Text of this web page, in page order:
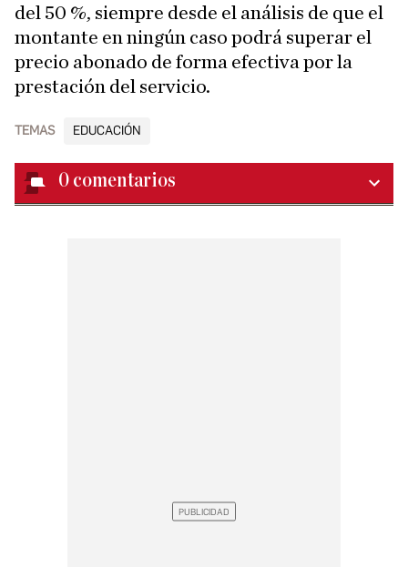
del 50 %, siempre desde el análisis de que el
montante en ningún caso podrá superar el
precio abonado de forma efectiva por la
prestación del servicio.
TEMAS EDUCACIÓN
0 comentarios